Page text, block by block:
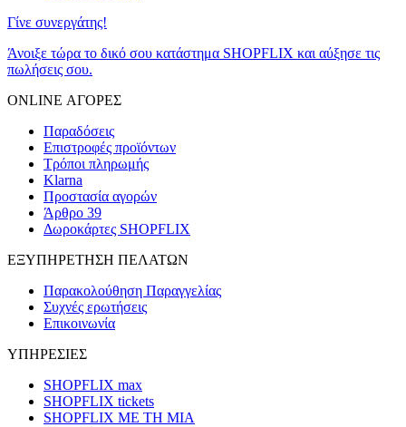
Γίνε συνεργάτης!
Άνοιξε τώρα το δικό σου κατάστημα SHOPFLIX και αύξησε τις
πωλήσεις σου.
ONLINE ΑΓΟΡΕΣ
Παραδόσεις
Επιστροφές προϊόντων
Τρόποι πληρωμής
Klarna
Προστασία αγορών
Άρθρο 39
Δωροκάρτες SHOPFLIX
ΕΞΥΠΗΡΕΤΗΣΗ ΠΕΛΑΤΩΝ
Παρακολούθηση Παραγγελίας
Συχνές ερωτήσεις
Επικοινωνία
ΥΠΗΡΕΣΙΕΣ
SHOPFLIX max
SHOPFLIX tickets
SHOPFLIX ΜΕ ΤΗ ΜΙΑ